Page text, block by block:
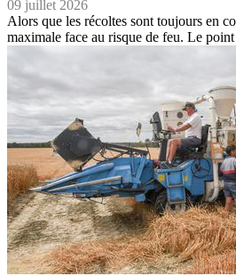
09 juillet 2026
Alors que les récoltes sont toujours en
maximale face au risque de feu. Le